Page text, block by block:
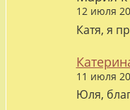
12 июля
Катя, я
11 июля
Юля,